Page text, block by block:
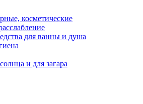
косметические
для ванны и душа
и для загара